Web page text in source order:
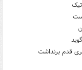
قدم برنداشت